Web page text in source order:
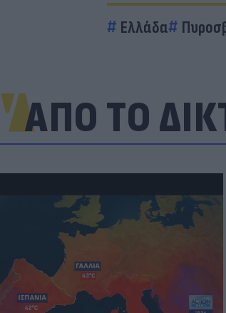
Ελλάδα
ΑΠΟ ΤΟ